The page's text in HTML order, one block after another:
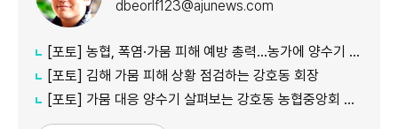
dbeorlf123@ajunews.com
[포토] 농협, 폭염·가뭄 피해 예방 총력…농가에 양수기 지원
[포토] 김해 가뭄 피해 상황 점검하는 강호동 회장
[포토] 가뭄 대응 양수기 살펴보는 강호동 농협중앙회 회장